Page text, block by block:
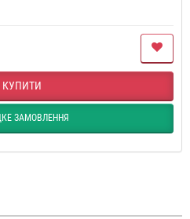
КУПИТИ
ЗАМОВЛЕННЯ